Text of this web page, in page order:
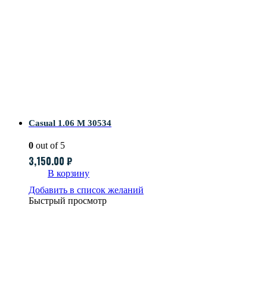
Casual 1.06 M 30534
0 out of 5
3,150.00 ₽
В корзину
Добавить в список желаний
Быстрый просмотр